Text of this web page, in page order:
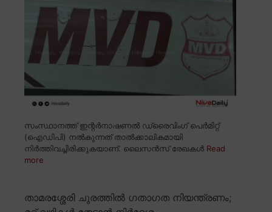
സംസ്ഥാനത്ത് ഇന്റർനാഷണൽ ഡ്രൈവിംഗ് പെർമിറ്റ്
(ഐഡിപി) നൽകുന്നത് താൽക്കാലികമായി
നിർത്തിവച്ചിരിക്കുകയാണ്. ലൈസൻസ് രേഖകൾ Read
more
താമരശ്ശേരി ചുരത്തിൽ ഗതാഗത നിയന്ത്രണം;